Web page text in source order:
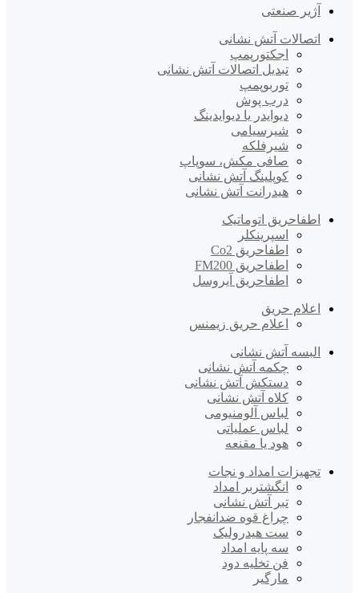
آژیر صنعتی
اتصالات آتش نشانی
اجکتورپمپ
تبدیل اتصالات آتش نشانی
توربوپمپ
درب پوش
دیوایدر یا دیوایدینگ
شیرسیامی
شیرفلکه
صافی مکش، سوپاپ
کوپلینگ آتش نشانی
هیدرانت آتش نشانی
اطفاحریق اتوماتیک
اسپرینکلر
اطفاحریق Co2
اطفاحریق FM200
اطفاحریق آیروسل
اعلام حریق
اعلام حریق زیمنس
البسه آتش نشانی
چکمه آتش نشانی
دستکش آتش نشانی
کلاه آتش نشانی
لباس آلومنیومی
لباس عملیاتی
هود یا مقنعه
تجهیزات امداد و نجات
انگشتربر امداد
تبر آتش نشانی
چراغ قوه ضدانفجار
ست هیدرولیک
سه پایه امداد
فن تخلیه دود
مارگیر